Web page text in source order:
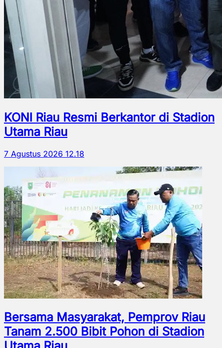
KONI Riau Resmi Berkantor di Stadion
Utama Riau
7 Agustus 2026 12.18
Bersama Masyarakat, Pemprov Riau
Tanam 2.500 Bibit Pohon di Stadion